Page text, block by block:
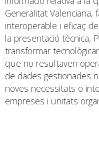
Generalitat Valenciana,
interoperable i eficaç
la presentació tècnica,
transformar
que no resultaven
de dades gestionades
noves necessitats o
empreses i unitats